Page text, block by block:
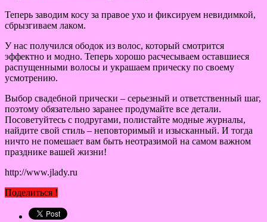
Теперь заводим косу за правое ухо и фиксируем невидимкой,
сбрызгиваем лаком.
У нас получился ободок из волос, который смотрится
эффектно и модно. Теперь хорошо расчесываем оставшиеся
распущенными волосы и украшаем прическу по своему
усмотрению.
Выбор свадебной прически – серьезный и ответственный шаг,
поэтому обязательно заранее продумайте все детали.
Посоветуйтесь с подругами, полистайте модные журналы,
найдите свой стиль – неповторимый и изысканный. И тогда
ничто не помешает вам быть неотразимой на самом важном
празднике вашей жизни!
http://www.jlady.ru
Поделиться !